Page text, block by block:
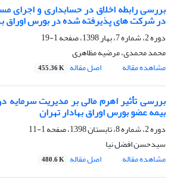
بررسی رابطه اخلاق در حسابداری و اجرای
در شرکت های پذیرفته شده در بورس اوراق
دوره 2، شماره 7، بهار 1398، صفحه
1-19
محمد محمدی، مرضیه مظاهری
مشاهده مقاله
اصل مقاله 455.36 K
بررسی تأثیر اهرم مالی بر مدیریت
بیمه عضو بورس اوراق بهادار تهران
دوره 2، شماره 8، تابستان 1398، صفحه
1-11
سیدحسن افضل نیا
مشاهده مقاله
اصل مقاله 480.6 K